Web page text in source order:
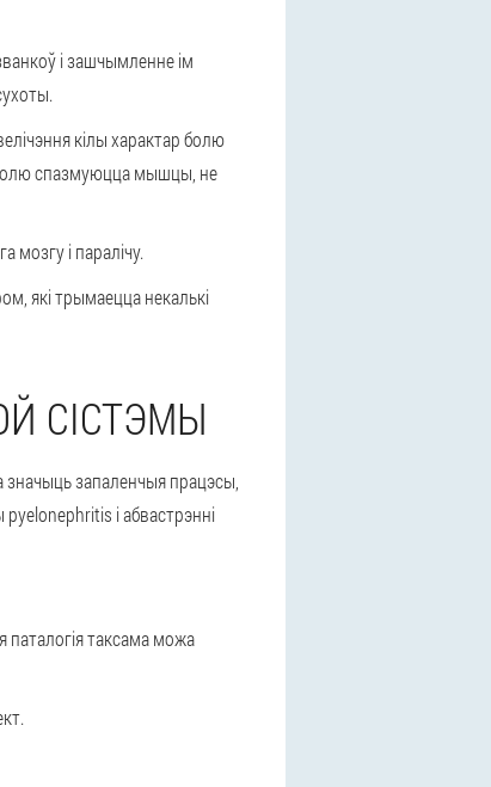
і зашчымленне ім
кілы характар болю
болю спазмуюцца мышцы, не
мозгу і паралічу.
які трымаецца некалькі
СІСТЭМЫ
значыць запаленчыя працэсы,
pyelonephritis і абвастрэнні
паталогія таксама можа